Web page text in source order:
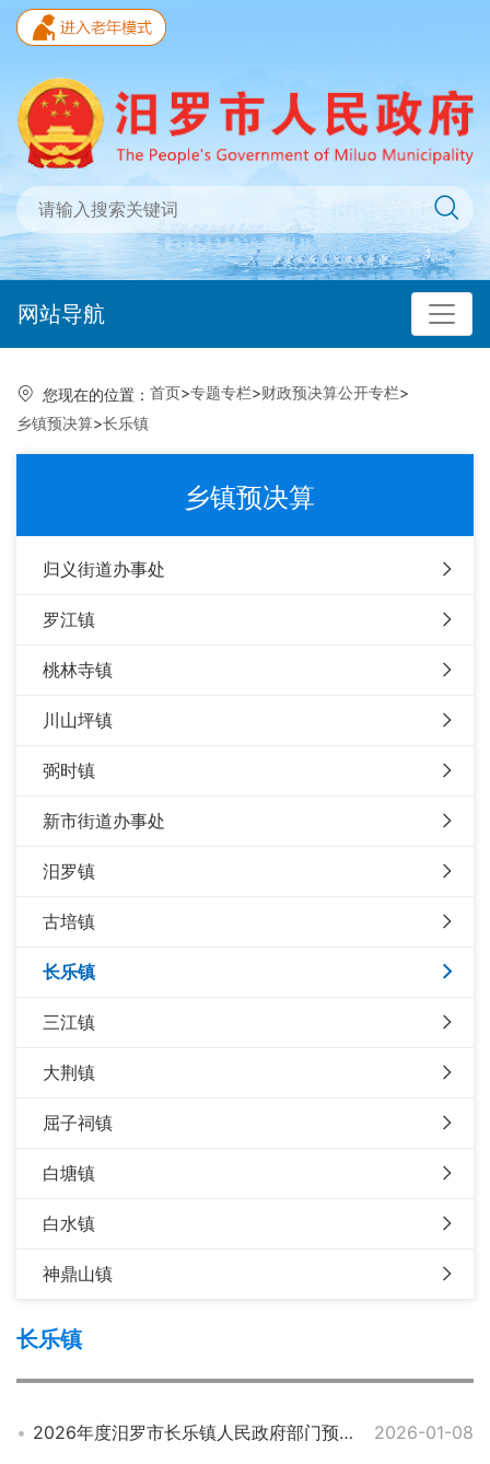
网站导航
您现在的位置： 首页>专题专栏>财政预决算公开专栏>
乡镇预决算>长乐镇
乡镇预决算
归义街道办事处
罗江镇
桃林寺镇
川山坪镇
弼时镇
新市街道办事处
汨罗镇
古培镇
长乐镇
三江镇
大荆镇
屈子祠镇
白塘镇
白水镇
神鼎山镇
长乐镇
2026年度汨罗市长乐镇人民政府部门预算公开 2026-01-08